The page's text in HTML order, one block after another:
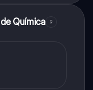
Química 9